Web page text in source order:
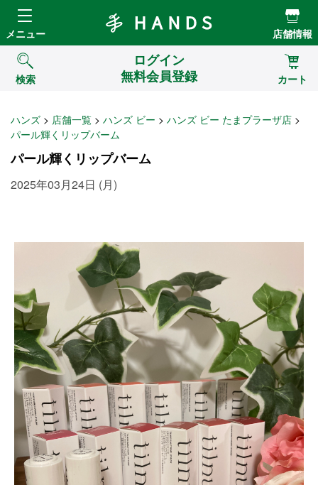
Hands ハンズ
メニュー 店舗情報
検索
ログイン
無料会員登録
カート
ハンズ 店舗一覧 ハンズ ビー
ハンズ ビー たまプラーザ店
パール輝くリップバーム
パール輝くリップバーム
2025年03月24日 (月)